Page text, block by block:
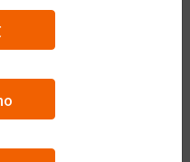
の内容を使って次回
業までに必ず終えてく
ム